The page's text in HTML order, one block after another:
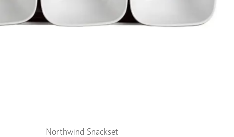
Northwind Snackset